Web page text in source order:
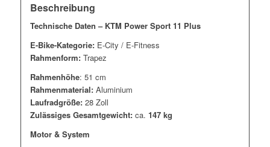
Beschreibung
Technische Daten – KTM Power Sport 11 Plus
E-Bike-Kategorie:E-City / E-Fitness
Rahmenform:Trapez
Rahmenhöhe: 51 cm
Rahmenmaterial:Aluminium
Laufradgröße:28 Zoll
Zulässiges Gesamtgewicht:ca. 147 kg
Motor & System